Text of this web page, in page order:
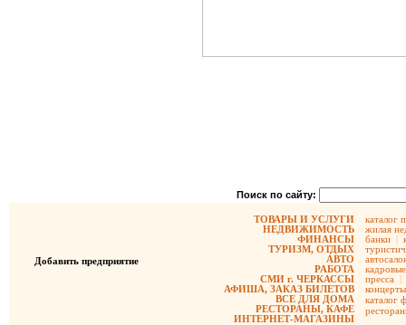
Поиск по сайту:
Добавить предприятие
ТОВАРЫ И УСЛУГИ
НЕДВИЖИМОСТЬ
ФИНАНСЫ
ТУРИЗМ, ОТДЫХ
АВТО
РАБОТА
СМИ г. ЧЕРКАССЫ
АФИША, ЗАКАЗ БИЛЕТОВ
ВСЕ ДЛЯ ДОМА
РЕСТОРАНЫ, КАФЕ
ИНТЕРНЕТ-МАГАЗИНЫ
каталог
жилая
банки |
пресса |
концерты
каталог